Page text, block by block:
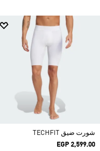
شورت ضيق TECHFIT
EGP 2,599.00